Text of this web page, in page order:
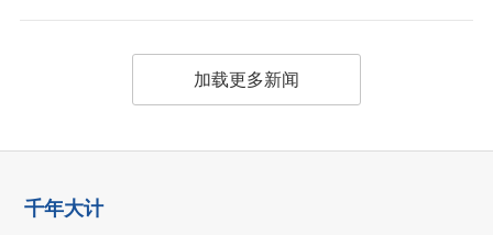
加载更多新闻
千年大计